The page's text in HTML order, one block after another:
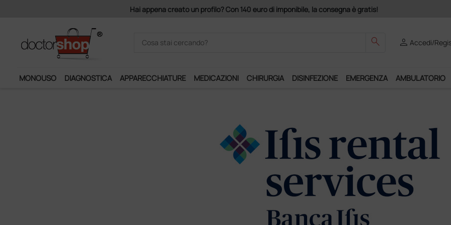
Hai appena creato un profilo? Con 140 euro di imponibile, la consegna è gratis!
search personAccedi/
MONOUSO DIAGNOSTICA APPARECCHIATURE MEDICAZIONI CHIRURGIA DISINFEZIONE EMERGENZA AMBULATORIO